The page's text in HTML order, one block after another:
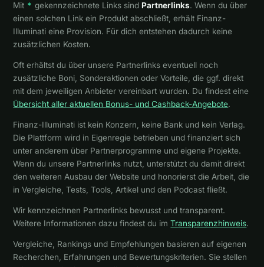
Mit * gekennzeichnete Links sind Partnerlinks. Wenn du über
einen solchen Link ein Produkt abschließt, erhält Finanz-
Illuminati eine Provision. Für dich entstehen dadurch keine
zusätzlichen Kosten.
Oft erhältst du über unsere Partnerlinks eventuell noch
zusätzliche Boni, Sonderaktionen oder Vorteile, die ggf. direkt
mit dem jeweiligen Anbieter vereinbart wurden. Du findest eine
Übersicht aller aktuellen Bonus- und Cashback-Angebote.
Finanz-Illuminati ist kein Konzern, keine Bank und kein Verlag.
Die Plattform wird in Eigenregie betrieben und finanziert sich
unter anderem über Partnerprogramme und eigene Projekte.
Wenn du unsere Partnerlinks nutzt, unterstützt du damit direkt
den weiteren Ausbau der Website und honorierst die Arbeit, die
in Vergleiche, Tests, Tools, Artikel und den Podcast fließt.
Wir kennzeichnen Partnerlinks bewusst und transparent.
Weitere Informationen dazu findest du imTransparenzhinweis.
Vergleiche, Rankings und Empfehlungen basieren auf eigenen
Recherchen, Erfahrungen und Bewertungskriterien. Sie stellen